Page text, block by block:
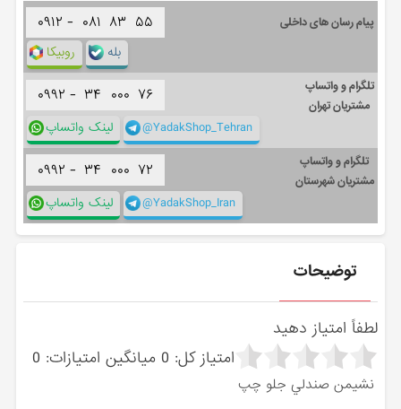
پیام رسان های داخلی ۰۹۱۲ - ۰۸۱ ۸۳ ۵۵
روبیکا بله
تلگرام و واتساپ
مشتریان تهران
۰۹۹۲ - ۳۴ ۰۰۰ ۷۶
لینک واتساپ @YadakShop_Tehran
تلگرام و واتساپ
مشتریان شهرستان
۰۹۹۲ - ۳۴ ۰۰۰ ۷۲
لینک واتساپ @YadakShop_Iran
توضیحات
لطفاً امتیاز دهید
امتیاز کل: 0 میانگین امتیازات: 0
نشيمن صندلي جلو چپ